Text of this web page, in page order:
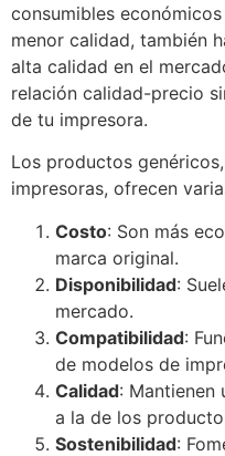
consumibles
menor calidad, también
alta calidad en el
relación calidad-precio
de tu impresora.
Los productos
impresoras, ofrecen
Costo: Son más
marca original.
Disponibilidad:
mercado.
Compatibilidad:
de modelos de
Calidad: Mantienen
a la de los
Sostenibilidad: